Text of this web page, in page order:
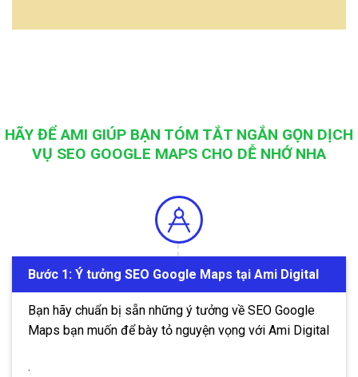
HÃY ĐỂ AMI GIÚP BẠN TÓM TẮT NGẮN GỌN DỊCH
VỤ SEO GOOGLE MAPS CHO DỄ NHỚ NHA
Bước 1: Ý tưởng SEO Google Maps tại Ami Digital
Bạn hãy chuẩn bị sẵn những ý tưởng về SEO Google
Maps bạn muốn để bày tỏ nguyện vọng với Ami Digital
.